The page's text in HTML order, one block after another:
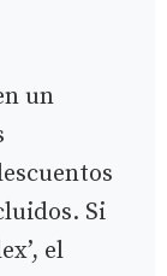
un
Si
el